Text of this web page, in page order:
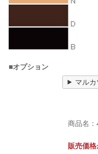
■オプション
マル
商品名：
販売価格